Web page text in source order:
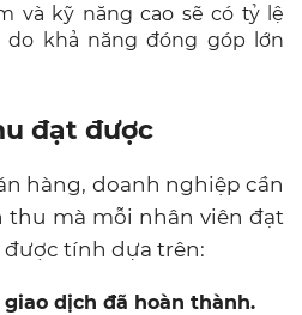
và kỹ năng cao sẽ có tỷ lệ
khả năng đóng góp lớn
đạt được
hàng, doanh nghiệp cần
thu mà mỗi nhân viên đạt
tính dựa trên:
dịch đã hoàn thành.